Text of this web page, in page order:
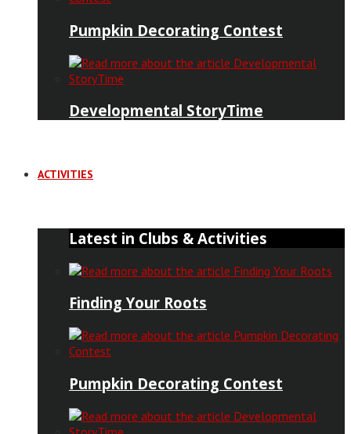
Pumpkin Decorating Contest
Developmental StoryTime
ACTIVITIES
Latest in Clubs & Activities
Finding Your Roots
Pumpkin Decorating Contest